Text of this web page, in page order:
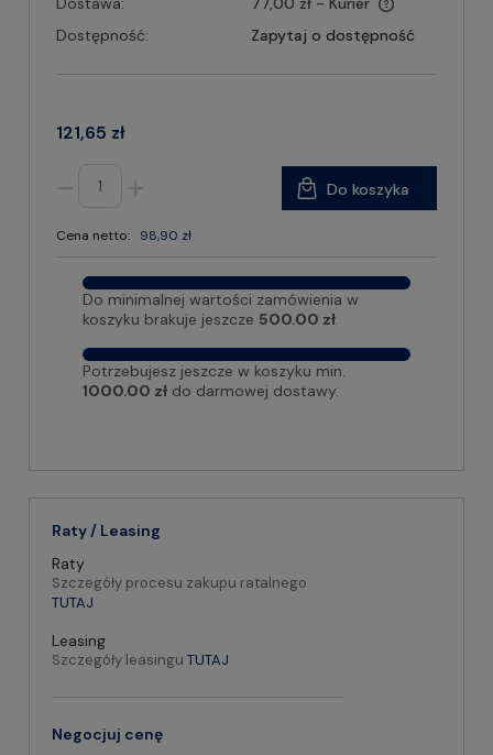
Dostępność:
Zapytaj o dostępność
121,65 zł
Cena netto: 98,90 zł
Do koszyka
Do minimalnej wartości zamówienia w
koszyku brakuje jeszcze 500.00 zł.
Potrzebujesz jeszcze w koszyku min.
1000.00 zł do darmowej dostawy.
Raty / Leasing
Raty
Szczegóły procesu zakupu ratalnego
TUTAJ
Leasing
Szczegóły leasingu TUTAJ
Negocjuj cenę